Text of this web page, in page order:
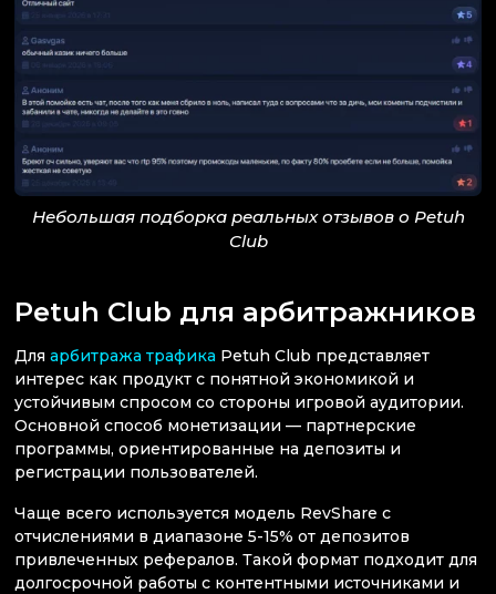
Небольшая подборка реальных отзывов о Petuh
Club
Petuh Club для арбитражников
Для арбитража трафика Petuh Club представляет
интерес как продукт с понятной экономикой и
устойчивым спросом со стороны игровой аудитории.
Основной способ монетизации — партнерские
программы, ориентированные на депозиты и
регистрации пользователей.
Чаще всего используется модель RevShare с
отчислениями в диапазоне 5-15% от депозитов
привлеченных рефералов. Такой формат подходит для
долгосрочной работы с контентными источниками и